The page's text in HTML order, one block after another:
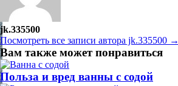
jk.335500
Посмотреть все записи автора jk.335500 →
Вам также может понравиться
Польза и вред ванны с содой